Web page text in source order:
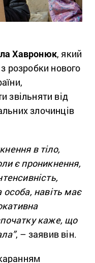
Хавронюк, який
розробки нового
звільняти від
злочинців
в тіло,
є проникнення,
особа, навіть має
каже, що
, – заявив він.